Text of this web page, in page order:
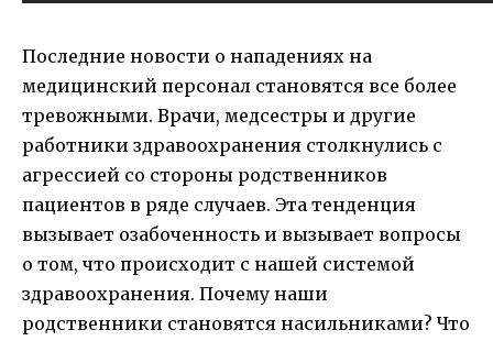
Последние новости о нападениях на
медицинский персонал становятся все более
тревожными. Врачи, медсестры и другие
работники здравоохранения столкнулись с
агрессией со стороны родственников
пациентов в ряде случаев. Эта тенденция
вызывает озабоченность и вызывает вопросы
о том, что происходит с нашей системой
здравоохранения. Почему наши
родственники становятся насильниками? Что